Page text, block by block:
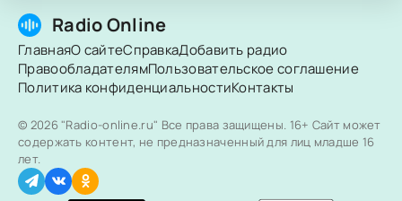
Radio Online
ГлавнаяО сайтеСправкаДобавить радио
ПравообладателямПользовательское соглашение
Политика конфиденциальностиКонтакты
© 2026 "Radio-online.ru" Все права защищены. 16+ Сайт может
содержать контент, не предназначенный для лиц младше 16
лет.